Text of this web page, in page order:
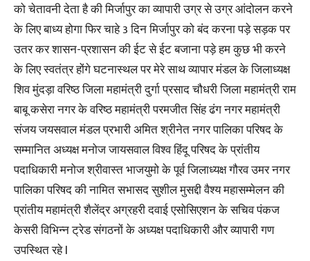
को चेतावनी देता है की मिर्जापुर का व्यापारी उग्र से उग्र आंदोलन करने
के लिए बाध्य होगा फिर चाहे 3 दिन मिर्जापुर को बंद करना पड़े सड़क पर
उतर कर शासन-प्रशासन की ईट से ईट बजाना पड़े हम कुछ भी करने
के लिए स्वतंत्र होंगे घटनास्थल पर मेरे साथ व्यापार मंडल के जिलाध्यक्ष
शिव मुंदड़ा वरिष्ठ जिला महामंत्री दुर्गा प्रसाद चौधरी जिला महामंत्री राम
बाबू कसेरा नगर के वरिष्ठ महामंत्री परमजीत सिंह ढंग नगर महामंत्री
संजय जयसवाल मंडल प्रभारी अमित श्रीनेत नगर पालिका परिषद के
सम्मानित अध्यक्ष मनोज जायसवाल विश्व हिंदू परिषद के प्रांतीय
पदाधिकारी मनोज श्रीवास्त भाजयुमो के पूर्व जिलाध्यक्ष गौरव उमर नगर
पालिका परिषद की नामित सभासद सुशील मुसद्दी वैश्य महासम्मेलन की
प्रांतीय महामंत्री शैलेंद्र अग्रहरी दवाई एसोसिएशन के सचिव पंकज
केसरी विभिन्न ट्रेड संगठनों के अध्यक्ष पदाधिकारी और व्यापारी गण
उपस्थित रहे l